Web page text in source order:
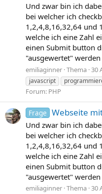
Und zwar bin ich
bei welcher ich
1,2,4,8,16,32,64 und
welche ich eine Zahl
einen Submit button
"ausgewertet"
emiliaginner Thema 30
javascript
Forum: PHP
Frage Webseite
Und zwar bin ich
bei welcher ich
1,2,4,8,16,32,64 und
welche ich eine Zahl
einen Submit button
"ausgewertet"
emiliaginner Thema 30